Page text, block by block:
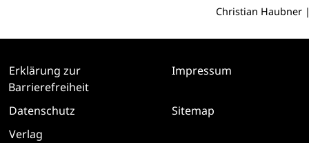
Christian Haubner
Erklärung zur
Barrierefreiheit
Impressum
Datenschutz
Sitemap
Verlag